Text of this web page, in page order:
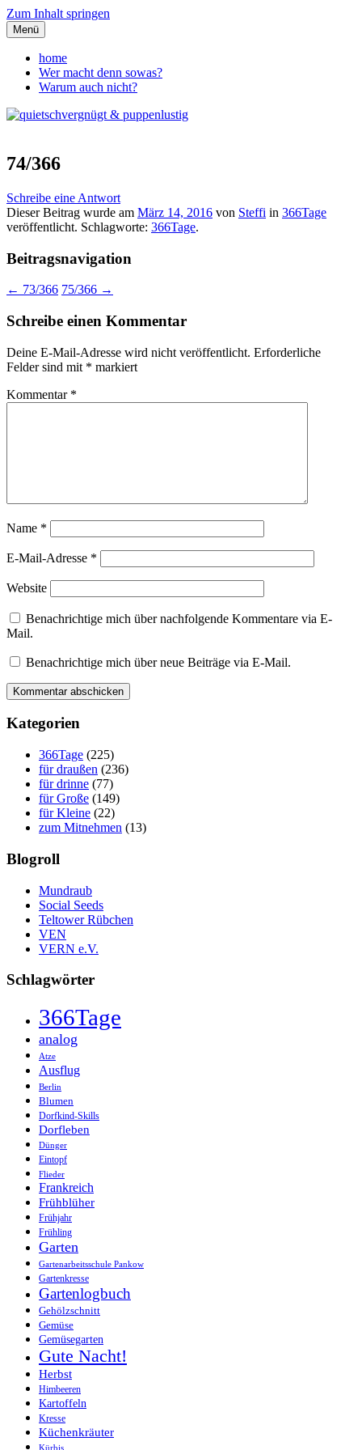
Zum Inhalt springen
quietschvergnügt &
puppenlustig
Menü
home
Wer macht denn sowas?
Warum auch nicht?
74/366
Schreibe eine Antwort
Dieser Beitrag wurde am März 14, 2016 von Steffi in 366Tage
veröffentlicht. Schlagworte: 366Tage.
Beitragsnavigation
← 73/366 75/366 →
Schreibe einen Kommentar
Deine E-Mail-Adresse wird nicht veröffentlicht. Erforderliche
Felder sind mit * markiert
Kommentar *
Name *
E-Mail-Adresse *
Website
Benachrichtige mich über nachfolgende Kommentare via E-
Mail.
Benachrichtige mich über neue Beiträge via E-Mail.
Kategorien
366Tage (225)
für draußen (236)
für drinne (77)
für Große (149)
für Kleine (22)
zum Mitnehmen (13)
Blogroll
Mundraub
Social Seeds
Teltower Rübchen
VEN
VERN e.V.
Schlagwörter
366Tage
analog
Atze
Ausflug
Berlin
Blumen
Dorfkind-Skills
Dorfleben
Dünger
Eintopf
Flieder
Frankreich
Frühblüher
Frühjahr
Frühling
Garten
Gartenarbeitsschule Pankow
Gartenkresse
Gartenlogbuch
Gehölzschnitt
Gemüse
Gemüsegarten
Gute Nacht!
Herbst
Himbeeren
Kartoffeln
Kresse
Küchenkräuter
Kürbis